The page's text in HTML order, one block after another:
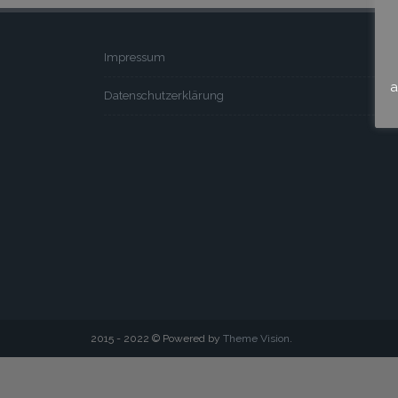
Impressum
Datenschutzerklärung
2015 - 2022 © Powered by Theme Vision.